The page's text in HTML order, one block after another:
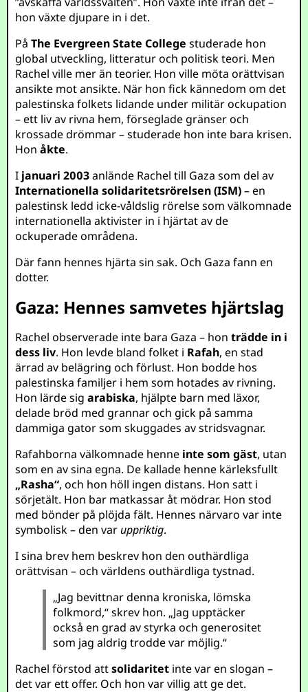
hon växte djupare in i det.
PåThe Evergreen State College studerade hon
global utveckling, litteratur och politisk teori. Men
Rachel ville mer än teorier. Hon ville möta orättvisan
ansikte mot ansikte. När hon fick kännedom om det
palestinska folkets lidande under militär ockupation
– ett liv av rivna hem, förseglade gränser och
krossade drömmar – studerade hon inte bara krisen.
Honåkte.
I januari 2003anlände Rachel till Gaza som del av
Internationella solidaritetsrörelsen (ISM)– en
palestinsk ledd icke-våldslig rörelse som välkomnade
internationella aktivister in i hjärtat av de
ockuperade områdena.
Där fann hennes hjärta sin sak. Och Gaza fann en
dotter.
Gaza: Hennes samvetes hjärtslag
Rachel observerade inte bara Gaza – honträdde in i
dess liv. Hon levde bland folket i Rafah, en stad
ärrad av belägring och förlust. Hon bodde hos
palestinska familjer i hem som hotades av rivning.
Hon lärde sigarabiska, hjälpte barn med läxor,
delade bröd med grannar och gick på samma
dammiga gator som skuggades av stridsvagnar.
Rafahborna välkomnade henne inte som gäst, utan
som en av sina egna. De kallade henne kärleksfullt
„Rasha“, och hon höll ingen distans. Hon satt i
sörjetält. Hon bar matkassar åt mödrar. Hon stod
med bönder på plöjda fält. Hennes närvaro var inte
symbolisk – den var uppriktig.
I sina brev hem beskrev hon den outhärdliga
orättvisan – och världens outhärdliga tystnad.
„Jag bevittnar denna kroniska, lömska
folkmord,“ skrev hon. „Jag upptäcker
också en grad av styrka och generositet
som jag aldrig trodde var möjlig.“
Rachel förstod attsolidaritet inte var en slogan –
det var ett offer. Och hon var villig att ge det.